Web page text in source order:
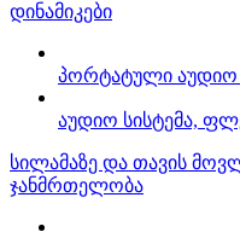
დინამიკები
პორტატული აუდიო
აუდიო სისტემა,
სილამაზე და თავის
ჯანმრთელობა